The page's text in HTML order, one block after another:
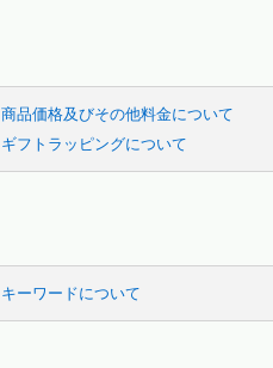
商品価格及びその他料金について
ギフトラッピングについて
キーワードについて